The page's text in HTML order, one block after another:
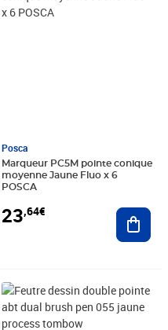
au panier
Posca
Marqueur PC5M pointe conique
moyenne Jaune Fluo x 6
POSCA
23,64€
Prix 4,91€